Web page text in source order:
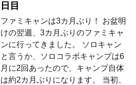
日目
ファミキャンは3カ月ぶり！ お盆明
けの翌週、3カ月ぶりのファミキャ
ンに行ってきました。 ソロキャン
と言うか、ソロコラボキャンプは6
月に2回あったので、キャンプ自体
は約2カ月ぶりになります。 当初、